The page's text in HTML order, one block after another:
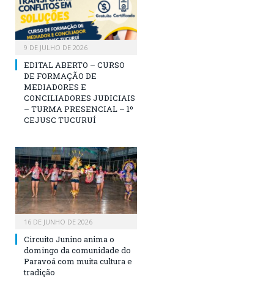
9 DE JULHO DE 2026
EDITAL ABERTO – CURSO
DE FORMAÇÃO DE
MEDIADORES E
CONCILIADORES JUDICIAIS
– TURMA PRESENCIAL – 1º
CEJUSC TUCURUÍ
16 DE JUNHO DE 2026
Circuito Junino anima o
domingo da comunidade do
Paravoá com muita cultura e
tradição